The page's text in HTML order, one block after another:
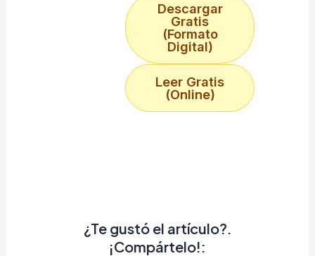
Descargar
Gratis
(Formato
Digital)
Leer Gratis
(Online)
¿Te gustó el artículo?.
¡Compártelo!: